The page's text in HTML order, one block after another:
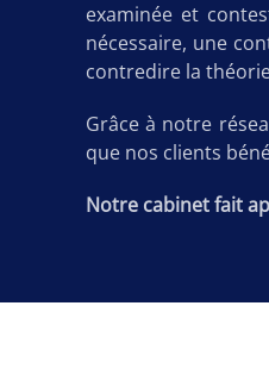
examinée et
nécessaire, une
contredire la
Grâce à notre
que nos clients
Notre cabinet fait